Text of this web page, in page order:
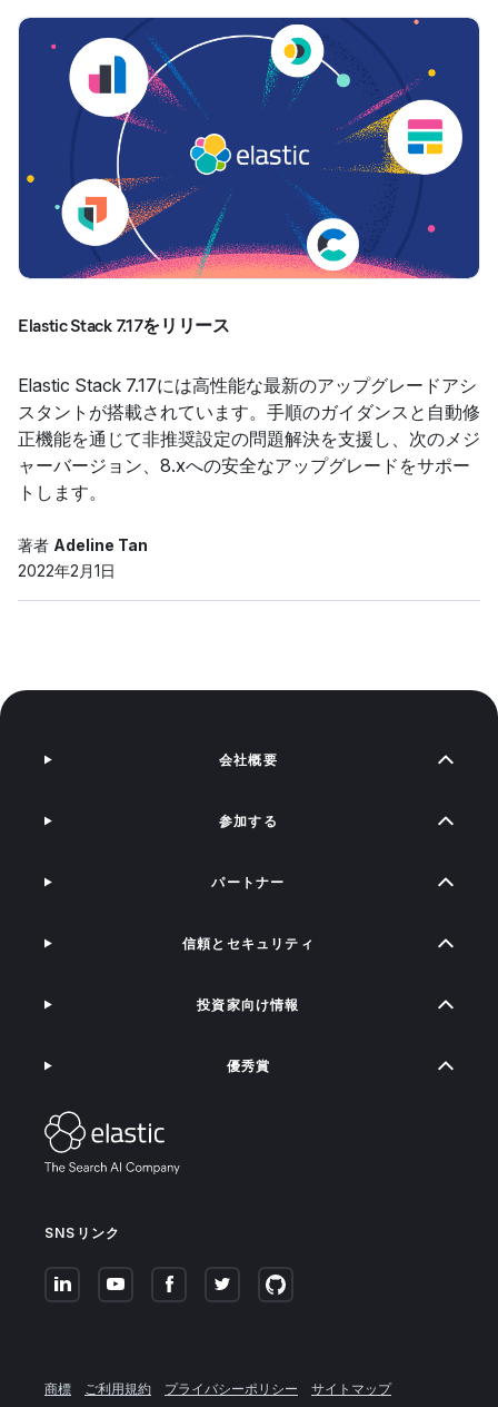
Elastic Stack 7.17をリリース
Elastic Stack 7.17には高性能な最新のアップグレードアシ
スタントが搭載されています。手順のガイダンスと自動修
正機能を通じて非推奨設定の問題解決を支援し、次のメジ
ャーバージョン、8.xへの安全なアップグレードをサポー
トします。
著者 Adeline Tan
2022年2月1日
SNSリンク
会社概要
参加する
パートナー
信頼とセキュリティ
投資家向け情報
優秀賞
商標 ご利用規約 プライバシーポリシー サイトマップ